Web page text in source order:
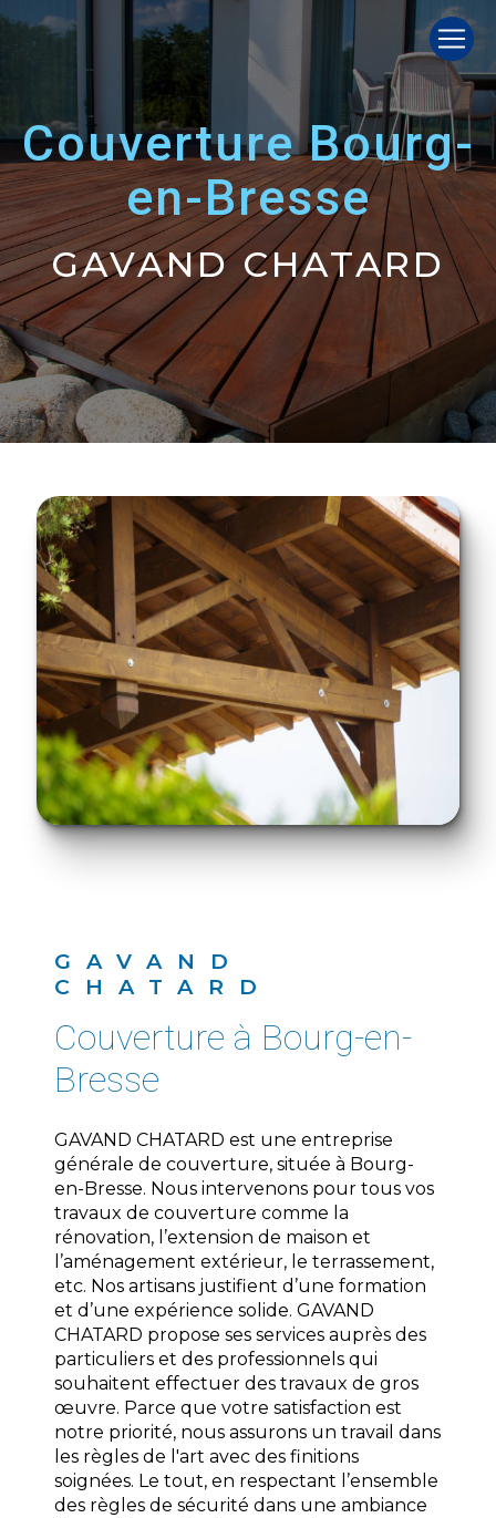
couverture Bourg-
en-Bresse
GAVAND CHATARD
GAVAND
CHATARD
couverture à Bourg-en-
Bresse
GAVAND CHATARD est une entreprise
générale de couverture, située à Bourg-
en-Bresse. Nous intervenons pour tous vos
travaux de couverture comme la
rénovation, l’extension de maison et
l’aménagement extérieur, le terrassement,
etc. Nos artisans justifient d’une formation
et d’une expérience solide. GAVAND
CHATARD propose ses services auprès des
particuliers et des professionnels qui
souhaitent effectuer des travaux de gros
œuvre. Parce que votre satisfaction est
notre priorité, nous assurons un travail dans
les règles de l'art avec des finitions
soignées. Le tout, en respectant l’ensemble
des règles de sécurité dans une ambiance
Panneau de gestion des cookies